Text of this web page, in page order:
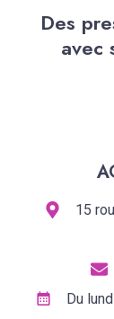
Des
avec
15
Du